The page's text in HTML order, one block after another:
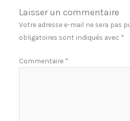
Laisser un commentaire
Votre adresse e-mail ne sera pas
obligatoires sont indiqués avec *
Commentaire *